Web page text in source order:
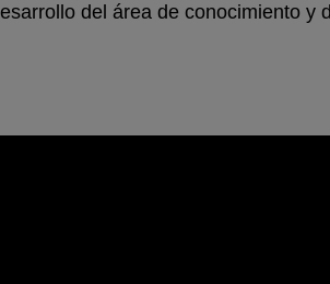
del área de conocimiento y